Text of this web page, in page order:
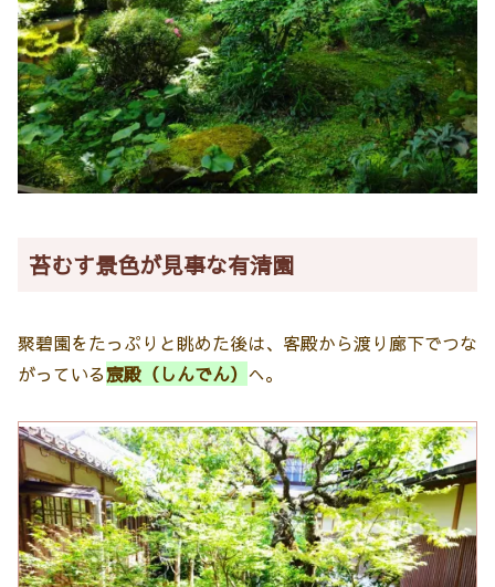
苔むす景色が見事な有清園
聚碧園をたっぷりと眺めた後は、客殿から渡り廊下でつな
がっている宸殿（しんでん） へ。